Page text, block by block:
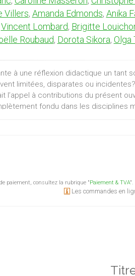
Villers, Amanda Edmonds, Anika
Vincent Lombard, Brigitte
Roubaud, Dorota Sikora, Olga
à une réflexion didactique un tant
limitées, disparates ou incidentes?
l’appel à contributions du présent
fondu dans les disciplines
besoins lexicaux effectifs des
accorde une place plus importante
un apprentissage intégré –
son enseignement.
paiement, consultez la rubrique "Paiement & TVA".
Les commandes en